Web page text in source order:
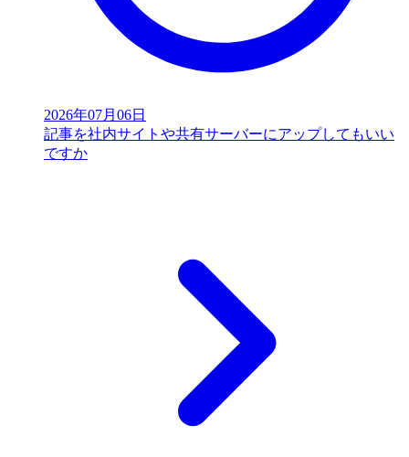
2026年07月06日
記事を社内サイトや共有サーバーにアップしてもいい
ですか